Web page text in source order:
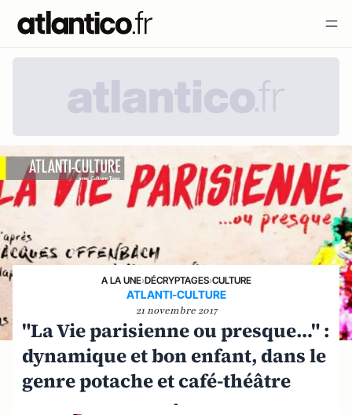
A LA UNE›DÉCRYPTAGES›CULTURE
ATLANTI-CULTURE
21 novembre 2017
"La Vie parisienne ou presque…" :
dynamique et bon enfant, dans le
genre potache et café-théâtre
-